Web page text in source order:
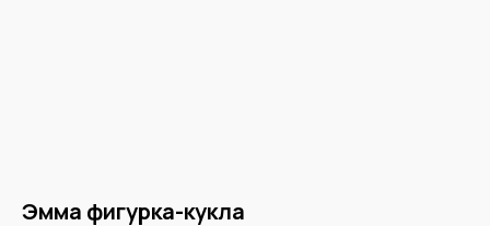
Эмма фигурка-кукла